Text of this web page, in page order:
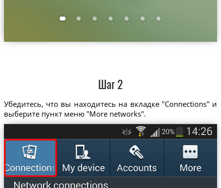
Шаг 2
Убедитесь, что вы находитесь на вкладке "Connections" и
выберите пункт меню "More networks".